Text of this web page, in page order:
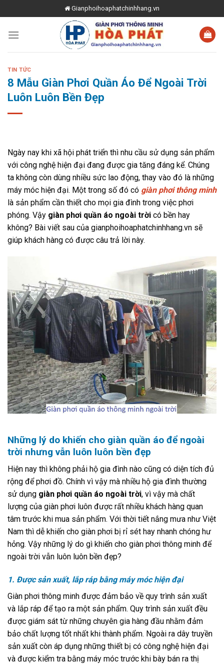
to
content
Gianphoihoaphatchinhhang.vn
TIN TỨC
8 Mẫu Giàn Phơi Quần Áo Để Ngoài Trời
Luôn Luôn Bền Đẹp
Ngày nay khi xã hội phát triển thì nhu cầu sử dụng sản phẩm
với công nghệ hiện đại đang được gia tăng đáng kể. Chúng
ta không còn dùng nhiều sức lao động, thay vào đó là những
máy móc hiện đại. Một trong số đó có giàn phơi thông minh
là sản phẩm cần thiết cho mọi gia đình trong việc phơi
phóng. Vậy giàn phơi quần áo ngoài trời có bền hay
không? Bài viết sau của gianphoihoaphatchinhhang.vn sẽ
giúp khách hàng có được câu trả lời này.
Những lý do khiến cho giàn quần áo để ngoài
trời nhưng vẫn luôn luôn bền đẹp
Hiện nay thì không phải hộ gia đình nào cũng có diện tích đủ
rộng để phơi đồ. Chính vì vậy mà nhiều hộ gia đình thường
sử dụng giàn phơi quần áo ngoài trời, vì vậy mà chất
lượng của giàn phơi luôn được rất nhiều khách hàng quan
tâm trước khi mua sản phẩm. Với thời tiết nắng mưa như Việt
Nam thì dễ khiến cho giàn phơi bị rỉ sét hay nhanh chóng hư
hỏng. Vậy những lý do gì khiến cho giàn phơi thông minh để
ngoài trời vẫn luôn luôn bền đẹp?
1. Được sản xuất, lắp ráp bằng máy móc hiện đại
Giàn phơi thông minh được đảm bảo về quy trình sản xuất
và lắp ráp để tạo ra một sản phẩm. Quy trình sản xuất đều
được giám sát từ những chuyên gia hàng đầu nhằm đảm
bảo chất lượng tốt nhất khi thành phẩm. Ngoài ra dây truyền
sản xuất còn áp dụng những thiết bị có công nghệ hiện đại
và được kiểm tra bằng máy móc trước khi bày bán ra thị